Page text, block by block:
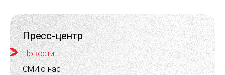
Пресс-центр
Новости
СМИ о нас